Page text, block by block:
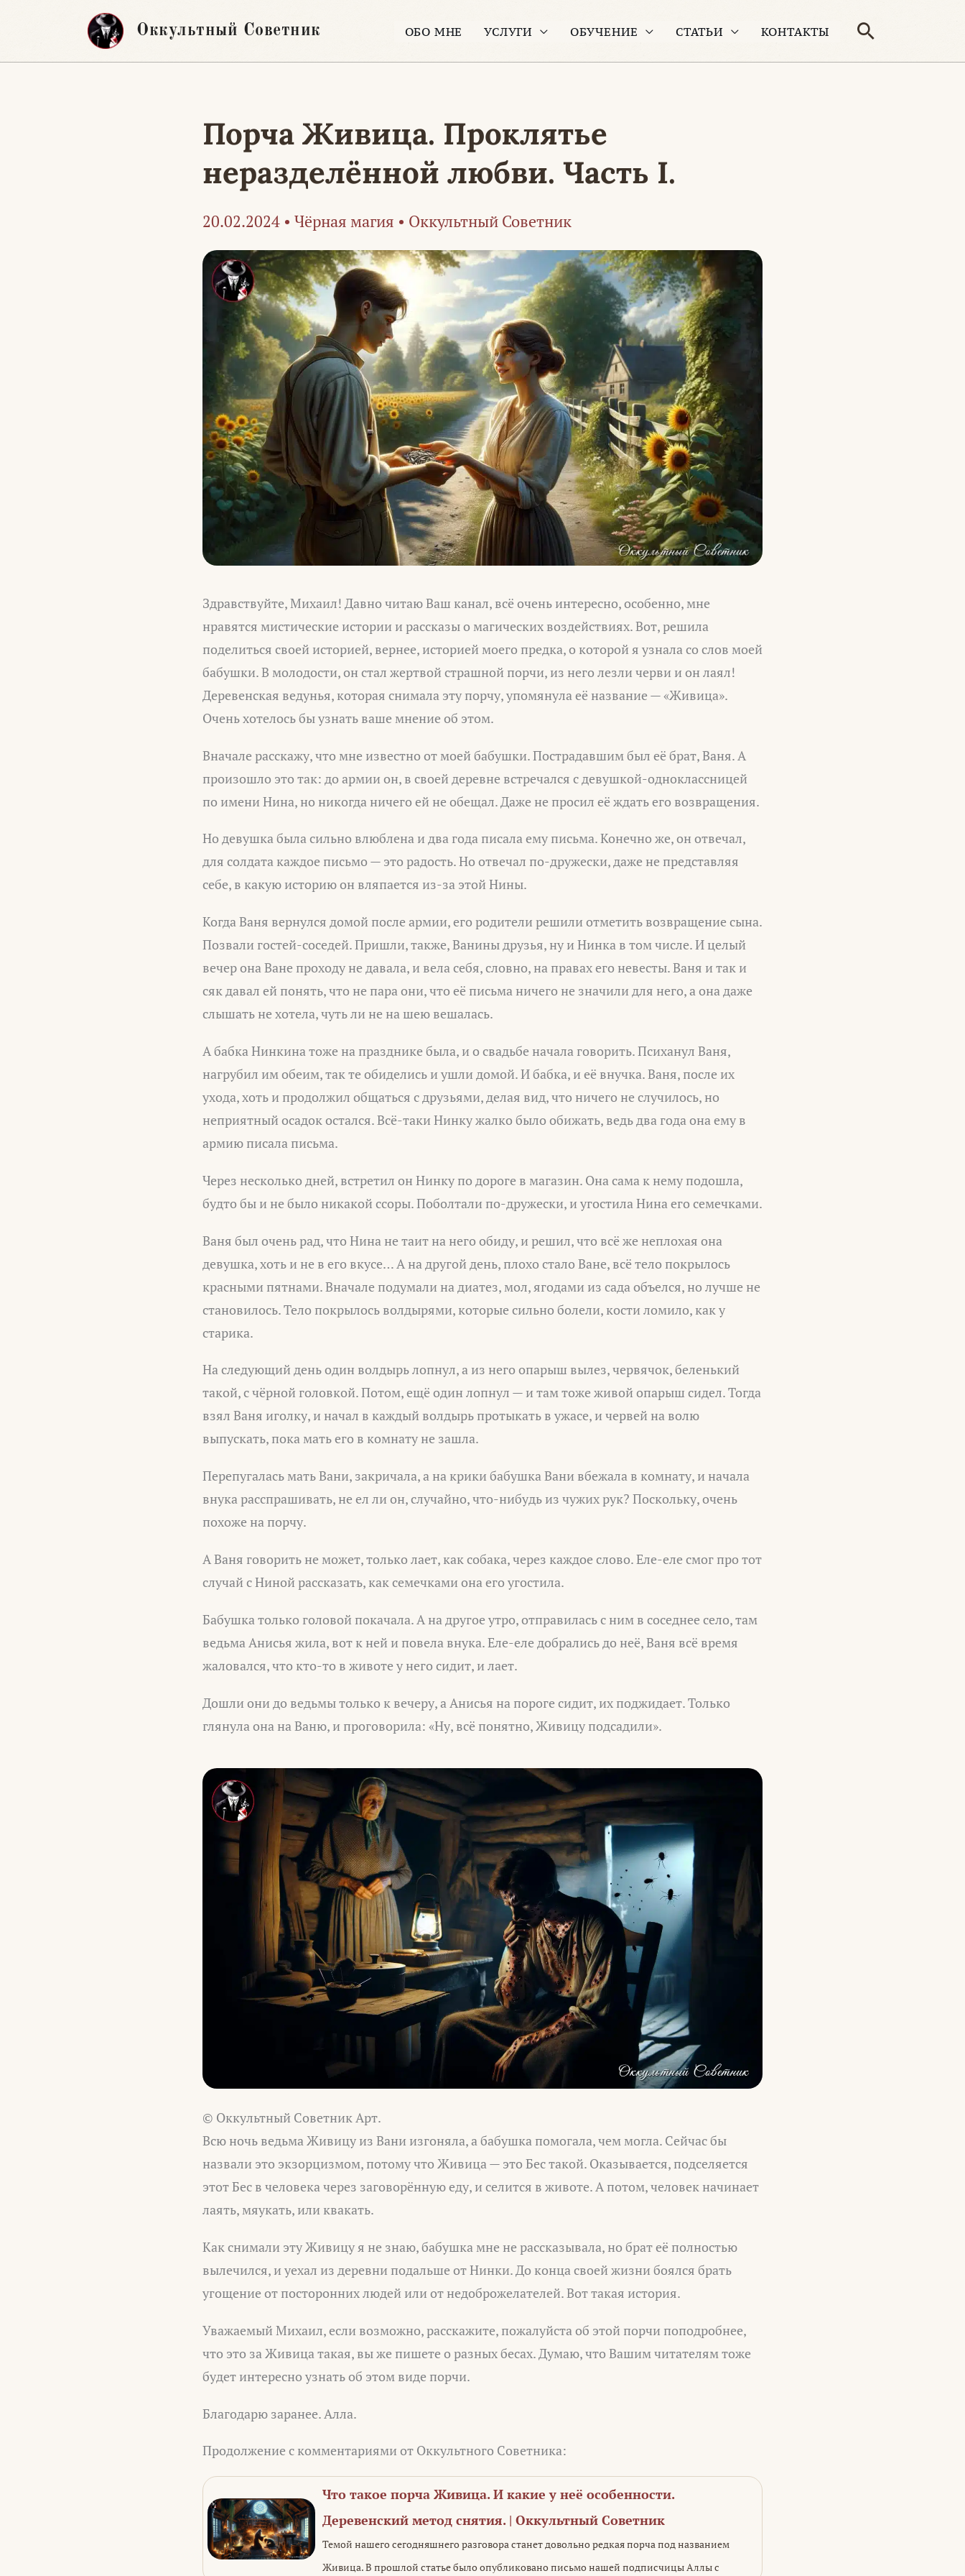
Оккультный Советник ОБО МНЕ УСЛУГИ ОБУЧЕНИЕ СТАТЬИ КОНТАКТЫ Поиск
Порча Живица. Проклятье
неразделённой любви. Часть I.
20.02.2024 • Чёрная магия • Оккультный Советник
Здравствуйте, Михаил! Давно читаю Ваш канал, всё очень интересно, особенно, мне
нравятся мистические истории и рассказы о магических воздействиях. Вот, решила
поделиться своей историей, вернее, историей моего предка, о которой я узнала со слов моей
бабушки. В молодости, он стал жертвой страшной порчи, из него лезли черви и он лаял!
Деревенская ведунья, которая снимала эту порчу, упомянула её название — «Живица».
Очень хотелось бы узнать ваше мнение об этом.
Вначале расскажу, что мне известно от моей бабушки. Пострадавшим был её брат, Ваня. А
произошло это так: до армии он, в своей деревне встречался с девушкой-одноклассницей
по имени Нина, но никогда ничего ей не обещал. Даже не просил её ждать его возвращения.
Но девушка была сильно влюблена и два года писала ему письма. Конечно же, он отвечал,
для солдата каждое письмо — это радость. Но отвечал по-дружески, даже не представляя
себе, в какую историю он вляпается из-за этой Нины.
Когда Ваня вернулся домой после армии, его родители решили отметить возвращение сына.
Позвали гостей-соседей. Пришли, также, Ванины друзья, ну и Нинка в том числе. И целый
вечер она Ване проходу не давала, и вела себя, словно, на правах его невесты. Ваня и так и
сяк давал ей понять, что не пара они, что её письма ничего не значили для него, а она даже
слышать не хотела, чуть ли не на шею вешалась.
А бабка Нинкина тоже на празднике была, и о свадьбе начала говорить. Психанул Ваня,
нагрубил им обеим, так те обиделись и ушли домой. И бабка, и её внучка. Ваня, после их
ухода, хоть и продолжил общаться с друзьями, делая вид, что ничего не случилось, но
неприятный осадок остался. Всё-таки Нинку жалко было обижать, ведь два года она ему в
армию писала письма.
Через несколько дней, встретил он Нинку по дороге в магазин. Она сама к нему подошла,
будто бы и не было никакой ссоры. Поболтали по-дружески, и угостила Нина его семечками.
Ваня был очень рад, что Нина не таит на него обиду, и решил, что всё же неплохая она
девушка, хоть и не в его вкусе… А на другой день, плохо стало Ване, всё тело покрылось
красными пятнами. Вначале подумали на диатез, мол, ягодами из сада объелся, но лучше не
становилось. Тело покрылось волдырями, которые сильно болели, кости ломило, как у
старика.
На следующий день один волдырь лопнул, а из него опарыш вылез, червячок, беленький
такой, с чёрной головкой. Потом, ещё один лопнул — и там тоже живой опарыш сидел. Тогда
взял Ваня иголку, и начал в каждый волдырь протыкать в ужасе, и червей на волю
выпускать, пока мать его в комнату не зашла.
Перепугалась мать Вани, закричала, а на крики бабушка Вани вбежала в комнату, и начала
внука расспрашивать, не ел ли он, случайно, что-нибудь из чужих рук? Поскольку, очень
похоже на порчу.
А Ваня говорить не может, только лает, как собака, через каждое слово. Еле-еле смог про тот
случай с Ниной рассказать, как семечками она его угостила.
Бабушка только головой покачала. А на другое утро, отправилась с ним в соседнее село, там
ведьма Анисья жила, вот к ней и повела внука. Еле-еле добрались до неё, Ваня всё время
жаловался, что кто-то в животе у него сидит, и лает.
Дошли они до ведьмы только к вечеру, а Анисья на пороге сидит, их поджидает. Только
глянула она на Ваню, и проговорила: «Ну, всё понятно, Живицу подсадили».
© Оккультный Советник Арт.
Всю ночь ведьма Живицу из Вани изгоняла, а бабушка помогала, чем могла. Сейчас бы
назвали это экзорцизмом, потому что Живица — это Бес такой. Оказывается, подселяется
этот Бес в человека через заговорённую еду, и селится в животе. А потом, человек начинает
лаять, мяукать, или квакать.
Как снимали эту Живицу я не знаю, бабушка мне не рассказывала, но брат её полностью
вылечился, и уехал из деревни подальше от Нинки. До конца своей жизни боялся брать
угощение от посторонних людей или от недоброжелателей. Вот такая история.
Уважаемый Михаил, если возможно, расскажите, пожалуйста об этой порчи поподробнее,
что это за Живица такая, вы же пишете о разных бесах. Думаю, что Вашим читателям тоже
будет интересно узнать об этом виде порчи.
Благодарю заранее. Алла.
Продолжение с комментариями от Оккультного Советника:
Что такое порча Живица. И какие у неё особенности.
Деревенский метод снятия. | Оккультный Советник
Темой нашего сегодняшнего разговора станет довольно редкая порча под названием
Живица. В прошлой статье было опубликовано письмо нашей подписчицы Аллы с